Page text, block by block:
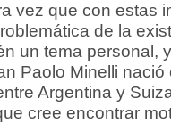
vez que con estas
de la
un tema personal,
Paolo Minelli
Argentina y
cree encontrar